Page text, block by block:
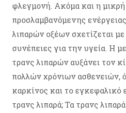
φλεγμονή. Ακόμα και η μικρή
προσλαμβανόμενης
λιπαρών οξέων σχετίζεται
συνέπειες για την υγεία. Η
τρανς λιπαρών αυξάνει τον
πολλών χρόνιων ασθενειών,
καρκίνος και το εγκεφαλικό
τρανς λιπαρά; Τα τρανς